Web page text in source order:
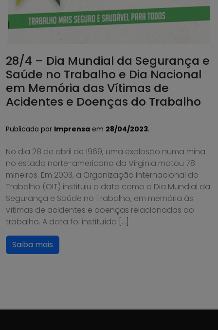
28/4 – Dia Mundial da Segurança e
Saúde no Trabalho e Dia Nacional
em Memória das Vítimas de
Acidentes e Doenças do Trabalho
Publicado por Imprensa em 28/04/2023.
No dia 28 de abril de 1969, uma explosão numa mina
no estado norte-americano da Virginia matou 78
mineiros. Em 2003, a Organização Internacional do
Trabalho (OIT) instituiu a data como o Dia Mundial da
Segurança e Saúde no Trabalho, em memória às
vítimas de acidentes e doenças relacionadas ao
trabalho. A data foi instituída […]
Saiba mais